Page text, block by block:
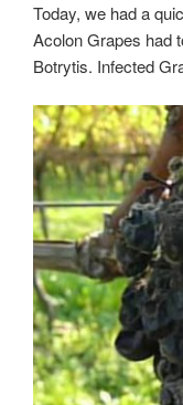
Today, we had a
Acolon Grapes had
Botrytis. Infected